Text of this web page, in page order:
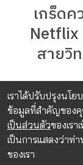
เกร็ด
Netflix
สายวิ
เราได้ปรับปรุงนโ
ข้อมูลที่สำคัญของคุ
เป็นส่วนตัวของเร
เป็นการแสดงว่าท่
ของเรา